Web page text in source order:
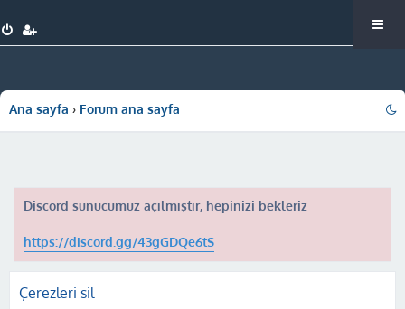
Ana sayfa Forum ana sayfa
Discord sunucumuz açılmıştır, hepinizi bekleriz
https://discord.gg/43gGDQe6tS
Çerezleri sil